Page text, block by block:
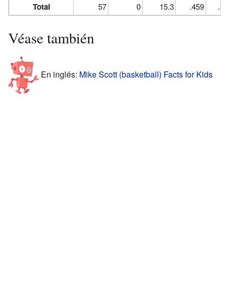
Total 57 0 15.3 .459
Véase también
En inglés: Mike Scott (basketball) Facts for Kids